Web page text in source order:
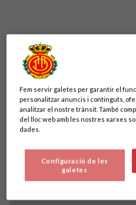
Fem servir galetes per garantir el
personalitzar anuncis i continguts,
analitzar el nostre trànsit. També
del lloc web amb les nostres xarxes
dades.
Configuració de les
galetes